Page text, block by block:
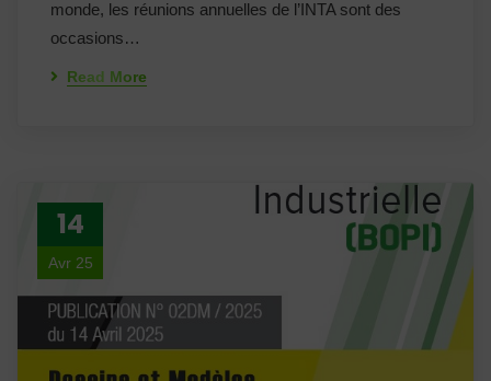
monde, les réunions annuelles de l’INTA sont des
occasions…
Read More
14
Avr 25